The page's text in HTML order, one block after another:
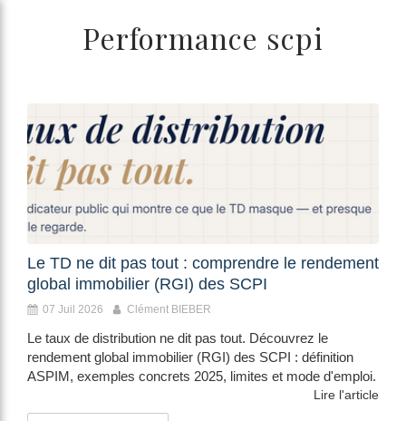
Performance scpi
Le TD ne dit pas tout : comprendre le rendement
global immobilier (RGI) des SCPI
07 Juil 2026 Clément BIEBER
Le taux de distribution ne dit pas tout. Découvrez le
rendement global immobilier (RGI) des SCPI : définition
ASPIM, exemples concrets 2025, limites et mode d'emploi.
Lire l'article